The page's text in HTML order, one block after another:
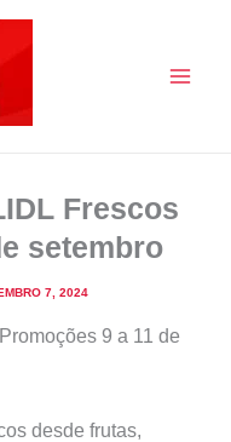
Frescos
setembro
7, 2024
9 a 11 de
desde frutas,